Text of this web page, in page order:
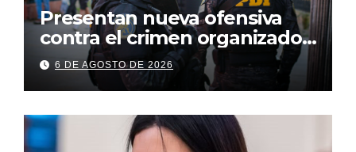
Presentan nueva ofensiva
contra el crimen organizado:
más control territorial,
cárceles más estrictas y
decomiso de bienes
6 DE AGOSTO DE 2026